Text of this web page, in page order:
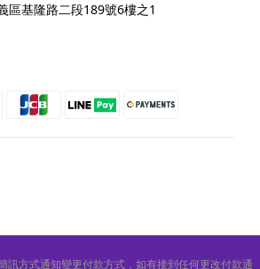
區基隆路二段189號6樓之1
訊方式通知變更付款方式，如有接到任何更改付款通